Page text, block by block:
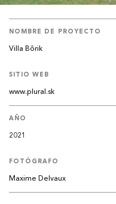
NOMBRE DE PROYECTO
Villa Bôrik
SITIO WEB
www.plural.sk
AÑO
2021
FOTÓGRAFO
Maxime Delvaux